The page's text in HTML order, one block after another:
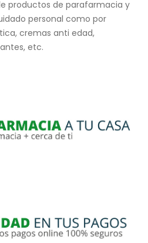
productos de parafarmacia y
personal como por
cremas anti edad,
etc.